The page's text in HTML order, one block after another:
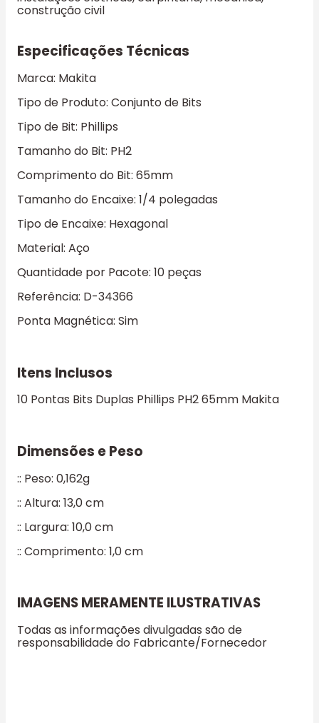
construção civil
Especificações Técnicas
Marca: Makita
Tipo de Produto: Conjunto de Bits
Tipo de Bit: Phillips
Tamanho do Bit: PH2
Comprimento do Bit: 65mm
Tamanho do Encaixe: 1/4 polegadas
Tipo de Encaixe: Hexagonal
Material: Aço
Quantidade por Pacote: 10 peças
Referência: D-34366
Ponta Magnética: Sim
Itens Inclusos
10 Pontas Bits Duplas Phillips PH2 65mm Makita
Dimensões e Peso
:: Peso: 0,162g
:: Altura: 13,0 cm
:: Largura: 10,0 cm
:: Comprimento: 1,0 cm
IMAGENS MERAMENTE ILUSTRATIVAS
Todas as informações divulgadas são de
responsabilidade do Fabricante/Fornecedor